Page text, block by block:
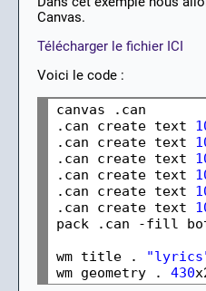
Canvas.
Télécharger le fichier ICI
Voici le code :
canvas .can
.can create text
.can create text
.can create text
.can create text
.can create text
.can create text
pack .can -fill
wm title .
wm geometry . 430